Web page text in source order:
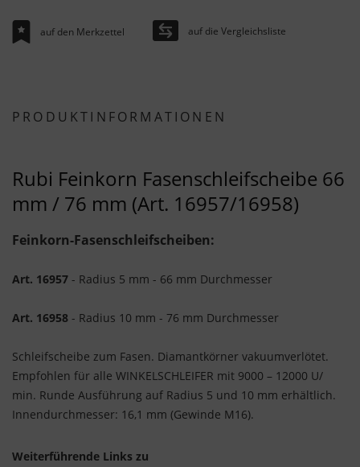
auf den Merkzettel auf die Vergleichsliste
PRODUKTINFORMATIONEN
Rubi Feinkorn Fasenschleifscheibe 66
mm / 76 mm (Art. 16957/16958)
Feinkorn-Fasenschleifscheiben:
Art. 16957 - Radius 5 mm - 66 mm Durchmesser
Art. 16958 - Radius 10 mm - 76 mm Durchmesser
Schleifscheibe zum Fasen. Diamantkörner vakuumverlötet.
Empfohlen für alle WINKELSCHLEIFER mit 9000 – 12000 U/
min. Runde Ausführung auf Radius 5 und 10 mm erhältlich.
Innendurchmesser: 16,1 mm (Gewinde M16).
Weiterführende Links zu